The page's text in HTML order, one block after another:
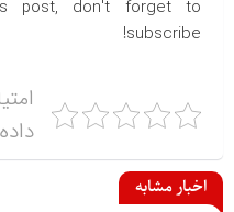
post, don't forget to
subscribe!
اخبار مشابه